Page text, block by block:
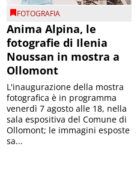
FOTOGRAFIA
Anima Alpina, le
fotografie di Ilenia
Noussan in mostra a
Ollomont
L'inaugurazione della mostra
fotografica è in programma
venerdì 7 agosto alle 18, nella
sala espositiva del Comune di
Ollomont; le immagini esposte
sa...